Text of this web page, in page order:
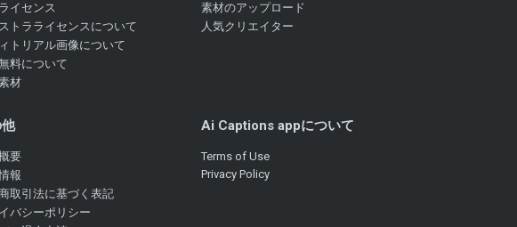
イセンス
トラライセンスについて
トリアル画像について
料について
材
素材のアップロード
人気クリエイター
要
報
取引法に基づく表記
バシーポリシー
Ai Captions appについて
Terms of Use
Privacy Policy